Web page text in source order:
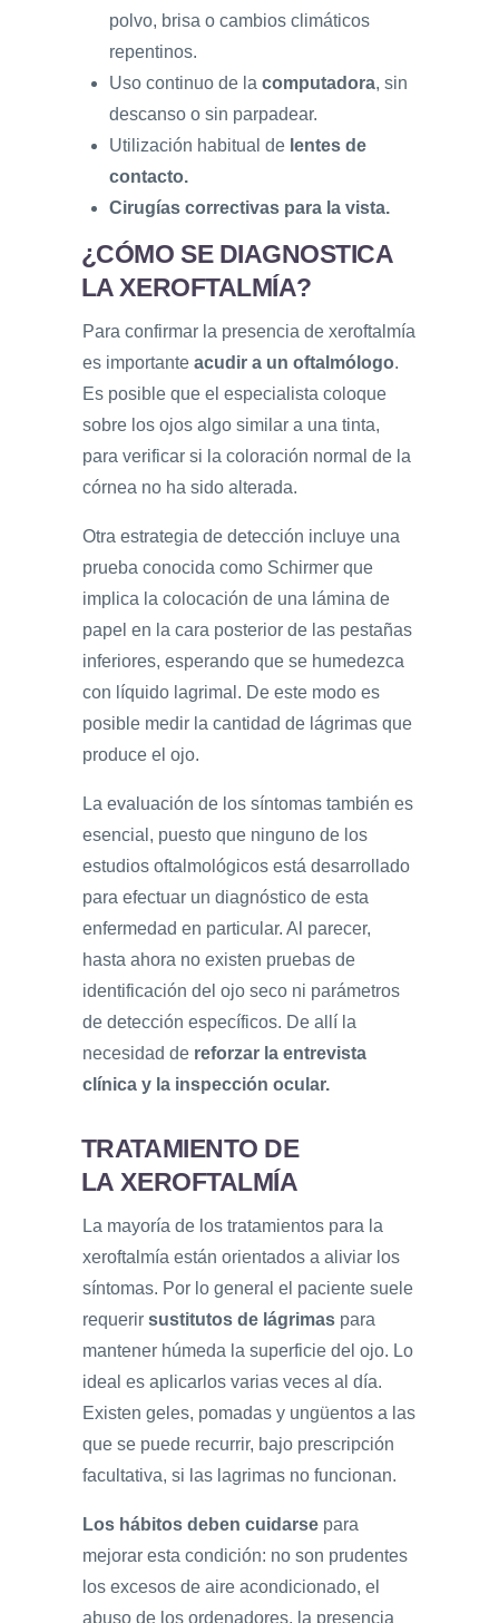
polvo, brisa o cambios climáticos
repentinos.
Uso continuo de la computadora, sin
descanso o sin parpadear.
Utilización habitual de lentes de
contacto.
Cirugías correctivas para la vista.
¿CÓMO SE DIAGNOSTICA
LA XEROFTALMÍA?
Para confirmar la presencia de xeroftalmía
es importante acudir a un oftalmólogo.
Es posible que el especialista coloque
sobre los ojos algo similar a una tinta,
para verificar si la coloración normal de la
córnea no ha sido alterada.
Otra estrategia de detección incluye una
prueba conocida como Schirmer que
implica la colocación de una lámina de
papel en la cara posterior de las pestañas
inferiores, esperando que se humedezca
con líquido lagrimal. De este modo es
posible medir la cantidad de lágrimas que
produce el ojo.
La evaluación de los síntomas también es
esencial, puesto que ninguno de los
estudios oftalmológicos está desarrollado
para efectuar un diagnóstico de esta
enfermedad en particular. Al parecer,
hasta ahora no existen pruebas de
identificación del ojo seco ni parámetros
de detección específicos. De allí la
necesidad de reforzar la entrevista
clínica y la inspección ocular.
TRATAMIENTO DE
LA XEROFTALMÍA
La mayoría de los tratamientos para la
xeroftalmía están orientados a aliviar los
síntomas. Por lo general el paciente suele
requerir sustitutos de lágrimas para
mantener húmeda la superficie del ojo. Lo
ideal es aplicarlos varias veces al día.
Existen geles, pomadas y ungüentos a las
que se puede recurrir, bajo prescripción
facultativa, si las lagrimas no funcionan.
Los hábitos deben cuidarse para
mejorar esta condición: no son prudentes
los excesos de aire acondicionado, el
abuso de los ordenadores, la presencia